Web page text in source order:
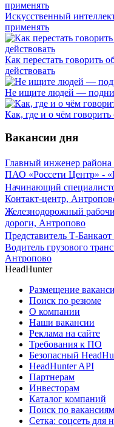
Искусственный
применять
Как перестать говорить
действовать
Не ищите людей —
Как, где и о чём говорить
Вакансии дня
Главный инженер района
ПАО «Россети Центр» -
Начинающий специалист
Контакт-центр,
Железнодорожный
дороги, Антропово
Представитель Т-Банкаот
Водитель грузового
Антропово
HeadHunter
Размещение
Поиск по резюме
О компании
Наши вакансии
Реклама на сайте
Требования к ПО
Безопасный
HeadHunter API
Партнерам
Инвесторам
Каталог компаний
Поиск по
Сетка: соцсеть для